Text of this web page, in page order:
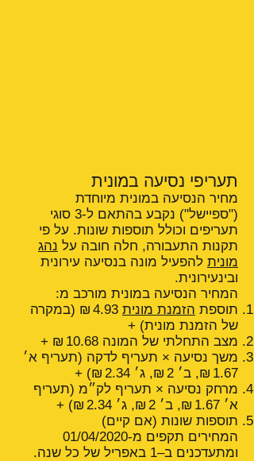
תעריפי נסיעה במונית
מחיר הנסיעה במונית מיוחדת
("ספיישל") נקבע בהתאם ל-3 סוגי
תעריפים וכולל תוספות שונות. על פי
תקנות התעבורה, חלה חובה על נהג
מונית להפעיל מונה בנסיעה עירונית
ובינעירונית.
המחיר הנסיעה במונית מורכב מ:
תוספת הזמנת מונית
4.93 ₪ (במקרה
של הזמנת מונית) +
מצב התחלתי של המונה 10.68 ₪ +
משך נסיעה × תעריף לדקה (תעריף א׳
1.67 ₪, ב׳ 2 ₪, ג׳ 2.34 ₪) +
מרחק נסיעה × תעריף לק״מ (תעריף
א׳ 1.67 ₪, ב׳ 2 ₪, ג׳ 2.34 ₪) +
תוספות שונות (אם קיים)
המחירים תקפים מ-01/04/2020
ומתעדכנים ב–1 באפריל של כל שנה.